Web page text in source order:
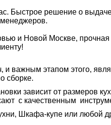
Быстрое решение о
менеджеров.
и Новой Москве,
важным этапом этого,
сборке.
зависит от размеров
с качественным
Шкафа-купе или любой